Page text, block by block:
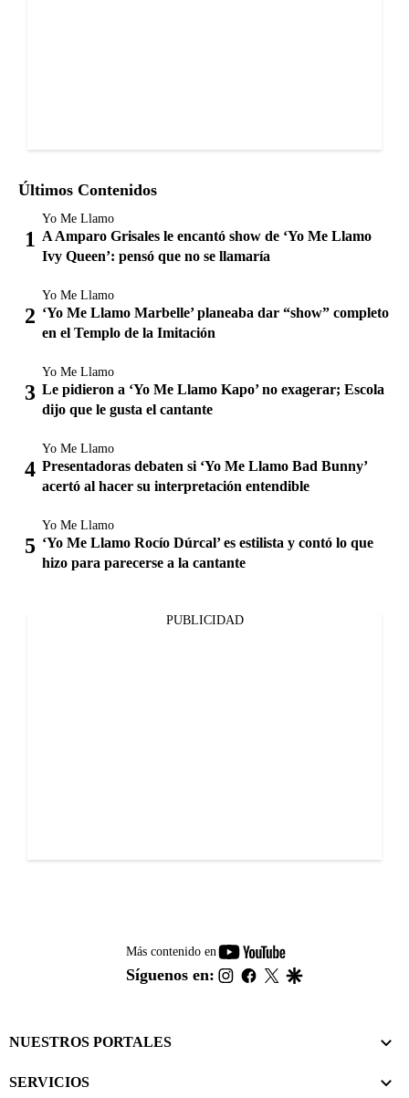
Últimos Contenidos
Yo Me Llamo
A Amparo Grisales le encantó show de ‘Yo Me Llamo
Ivy Queen’: pensó que no se llamaría
Yo Me Llamo
‘Yo Me Llamo Marbelle’ planeaba dar “show” completo
en el Templo de la Imitación
Yo Me Llamo
Le pidieron a ‘Yo Me Llamo Kapo’ no exagerar; Escola
dijo que le gusta el cantante
Yo Me Llamo
Presentadoras debaten si ‘Yo Me Llamo Bad Bunny’
acertó al hacer su interpretación entendible
Yo Me Llamo
‘Yo Me Llamo Rocío Dúrcal’ es estilista y contó lo que
hizo para parecerse a la cantante
PUBLICIDAD
Más contenido en
youtube-
footer
Síguenos en: instagram
facebook
twitter
NUESTROS PORTALES
SERVICIOS